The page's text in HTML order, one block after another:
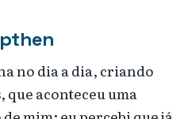
no dia a dia, criando
aconteceu uma